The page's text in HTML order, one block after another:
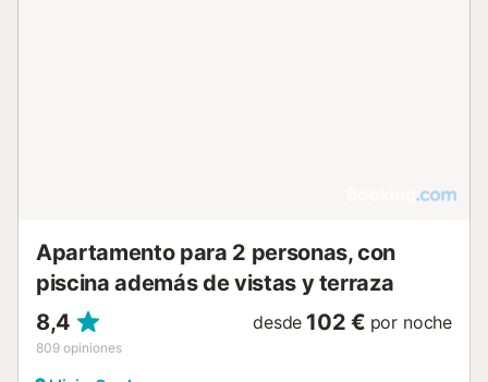
Apartamento para 2 personas, con
piscina además de vistas y terraza
8,4
809 opiniones
desde 102 € por noche